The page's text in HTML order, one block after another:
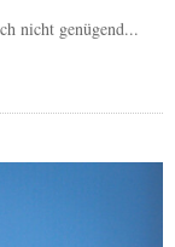
nicht genügend...